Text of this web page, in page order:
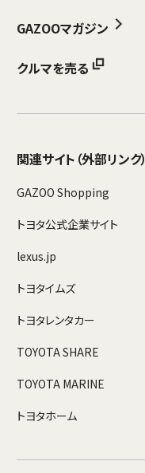
GAZOOマガジン
クルマを売る
関連サイト （外部リンク）
GAZOO Shopping
トヨタ公式企業サイト
lexus.jp
トヨタイムズ
トヨタレンタカー
TOYOTA SHARE
TOYOTA MARINE
トヨタホーム